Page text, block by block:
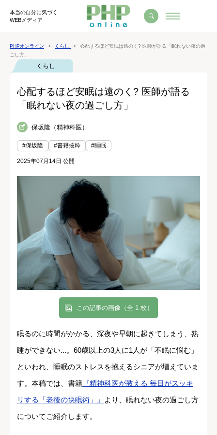
本当の自分に気づく
WEBメディア
PHPオンライン くらし
心配するほど安眠は遠のく? 医師が語る「眠れない夜の過
ごし方」
くらし
心配するほど安眠は遠のく? 医師が語る
「眠れない夜の過ごし方」
保坂隆（精神科医）
#保坂隆 #書籍抜粋 #睡眠
2025年07月14日 公開
この記事の画像（全 1 枚）
眠るのに時間がかかる、深夜や早朝に起きてしまう、熟
睡ができない...。60歳以上の3人に1人が「不眠に悩む」
といわれ、睡眠のストレスを抱えるシニアが増えていま
す。本稿では、書籍 『精神科医が教える 毎日がスッキ
リする「老後の快眠術」』
より、眠れない夜の過ごし方
についてご紹介します。